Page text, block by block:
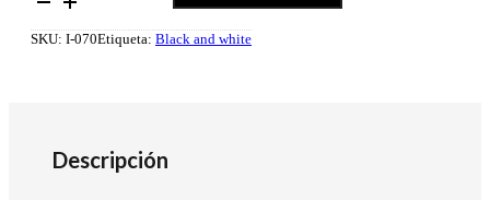
Hunch
SKU: I-070Etiqueta: Black and white
Descripción